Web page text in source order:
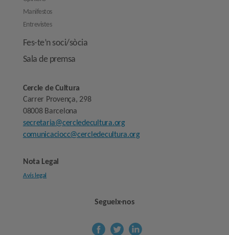
Manifestos
Entrevistes
Fes-te’n soci/sòcia
Sala de premsa
Cercle de Cultura
Carrer Provença, 298
08008 Barcelona
secretaria@cercledecultura.org
comunicaciocc@cercledecultura.org
Nota Legal
Avís legal
Segueix-nos